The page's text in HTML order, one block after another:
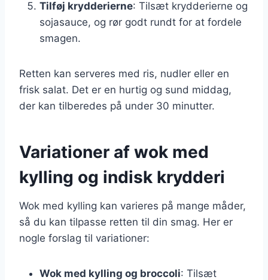
Tilføj krydderierne: Tilsæt krydderierne og
sojasauce, og rør godt rundt for at fordele
smagen.
Retten kan serveres med ris, nudler eller en
frisk salat. Det er en hurtig og sund middag,
der kan tilberedes på under 30 minutter.
Variationer af wok med
kylling og indisk krydderi
Wok med kylling kan varieres på mange måder,
så du kan tilpasse retten til din smag. Her er
nogle forslag til variationer:
Wok med kylling og broccoli: Tilsæt